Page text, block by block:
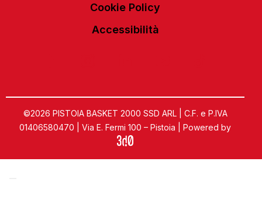
Cookie Policy
Accessibilità
©2026 PISTOIA BASKET 2000 SSD ARL | C.F. e P.IVA
01406580470 | Via E. Fermi 100 – Pistoia | Powered by